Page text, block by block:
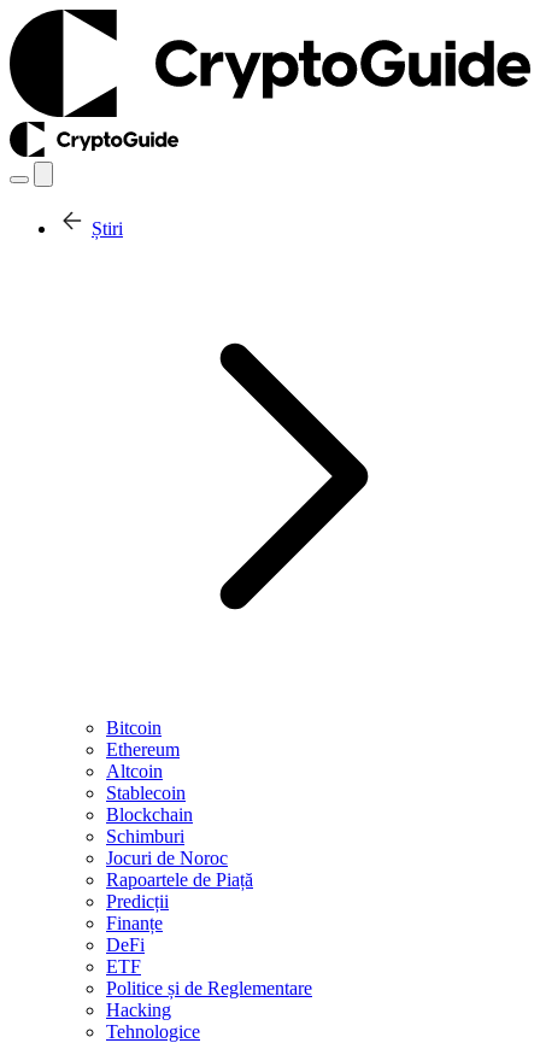
Știri
Bitcoin
Ethereum
Altcoin
Stablecoin
Blockchain
Schimburi
Jocuri de Noroc
Rapoartele de Piață
Predicții
Finanțe
DeFi
ETF
Politice și de Reglementare
Hacking
Tehnologice